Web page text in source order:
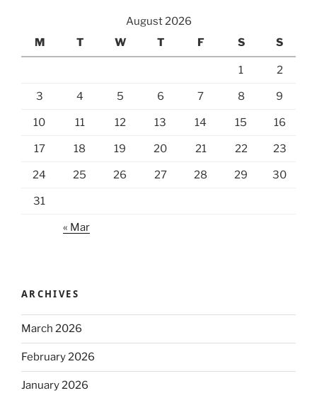
August 2026
M
T W T F S S
1 2
3 4 5 6 7 8 9
10 11 12 13 14 15 16
17 18 19 20 21 22 23
24 25 26 27 28 29 30
31
« Mar
ARCHIVES
March 2026
February 2026
January 2026